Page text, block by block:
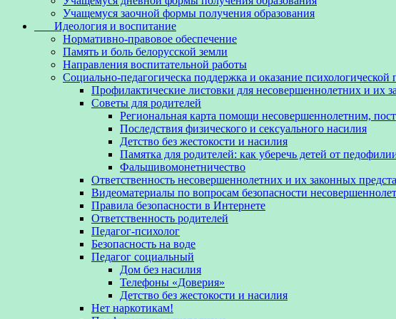
Учащемуся заочной формы получения образования
Идеология и воспитание
Нормативно-правовое обеспечение
Память и боль белорусской земли
Направления воспитательной работы
Социально-педагогическа поддержка и оказание
Профилактические листовки для несовершеннолетних и их
Советы для родителей
Региональная карта помощи несовершеннолетним,
Последствия физического и сексуального насилия
Детство без жестокости и насилия
Памятка для родителей: как уберечь детей от
Фальшивомонетничество
Ответственность несовершеннолетних и их законных
Видеоматериалы по вопросам безопасности
Правила безопасности в Интернете
Ответственность родителей
Педагог-психолог
Безопасность на воде
Педагог социальный
Дом без насилия
Телефоны «Доверия»
Детство без жестокости и насилия
Нет наркотикам!